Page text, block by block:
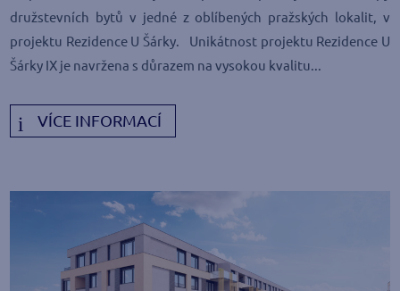
družstevních bytů v jedné z oblíbených pražských lokalit, v
projektu Rezidence U Šárky. Unikátnost projektu Rezidence U
Šárky IX je navržena s důrazem na vysokou kvalitu...
VÍCE INFORMACÍ